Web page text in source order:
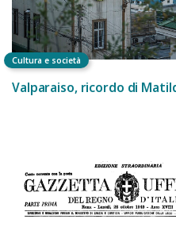
Cultura e società
Valparaiso, ricordo di